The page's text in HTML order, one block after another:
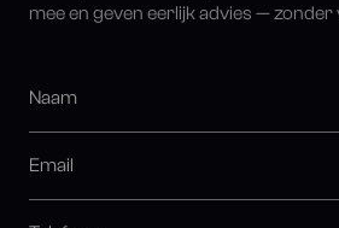
mee en geven eerlijk advies —